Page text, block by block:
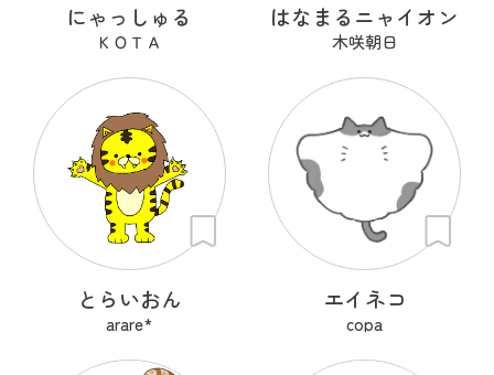
にゃっしゅる
ＫＯＴＡ
はなまるニャイオン
木咲朝日
とらいおん
arare*
エイネコ
copa